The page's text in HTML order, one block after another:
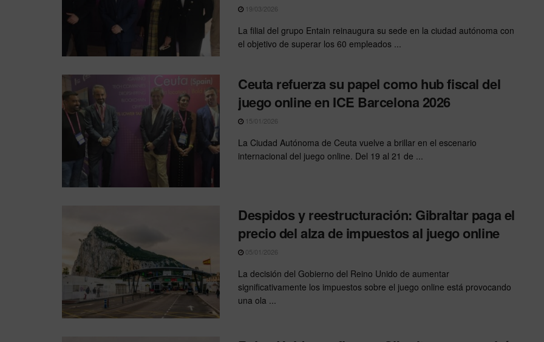
19/03/2026
La filial del grupo Entain reinaugura su sede en la ciudad autónoma con
el objetivo de superar los 60 empleados ...
Ceuta refuerza su papel como hub fiscal del
juego online en ICE Barcelona 2026
15/01/2026
La Ciudad Autónoma de Ceuta vuelve a brillar en el escenario
internacional del juego online. Del 19 al 21 de ...
Despidos y reestructuración: Gibraltar paga el
precio del alza de impuestos al juego online
05/01/2026
La decisión del Gobierno del Reino Unido de aumentar
significativamente los impuestos sobre el juego online está provocando
una ola ...